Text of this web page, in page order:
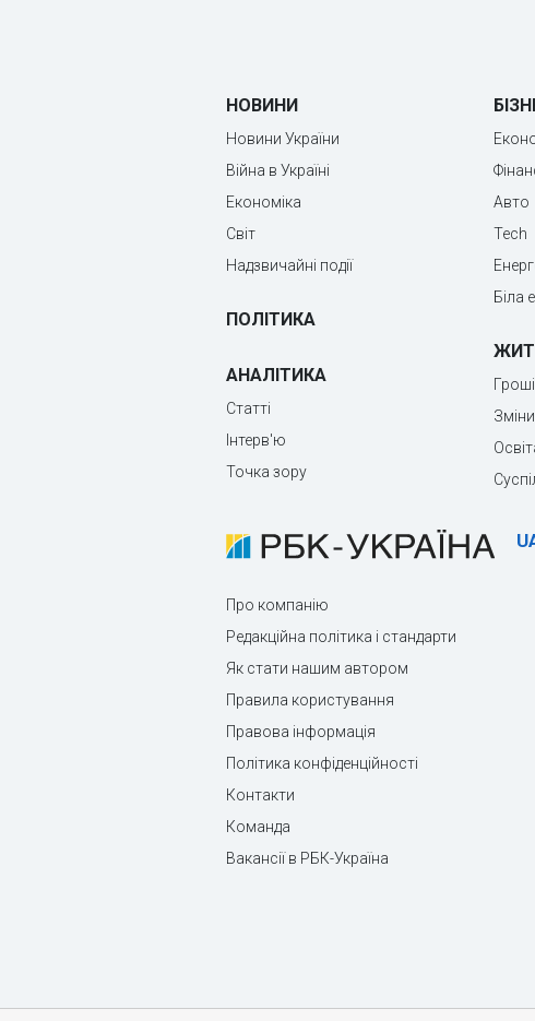
НОВИНИ
Новини України
Війна в Україні
Економіка
Світ
Надзвичайні події
ПОЛІТИКА
АНАЛІТИКА
Статті
Інтерв'ю
Точка зору
Авто
Tech
Біла
Гроші
Зміни
Про компанію
Редакційна політика і стандарти
Як стати нашим автором
Правила користування
Правова інформація
Політика конфіденційності
Контакти
Команда
Вакансії в РБК-Україна